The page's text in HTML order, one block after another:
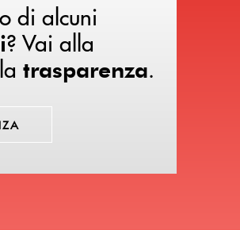
di alcuni
? Vai alla
trasparenza.